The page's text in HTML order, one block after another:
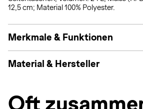
12,5 cm; Material 100% Polyester.
Merkmale & Funktionen
Material & Hersteller
Oft